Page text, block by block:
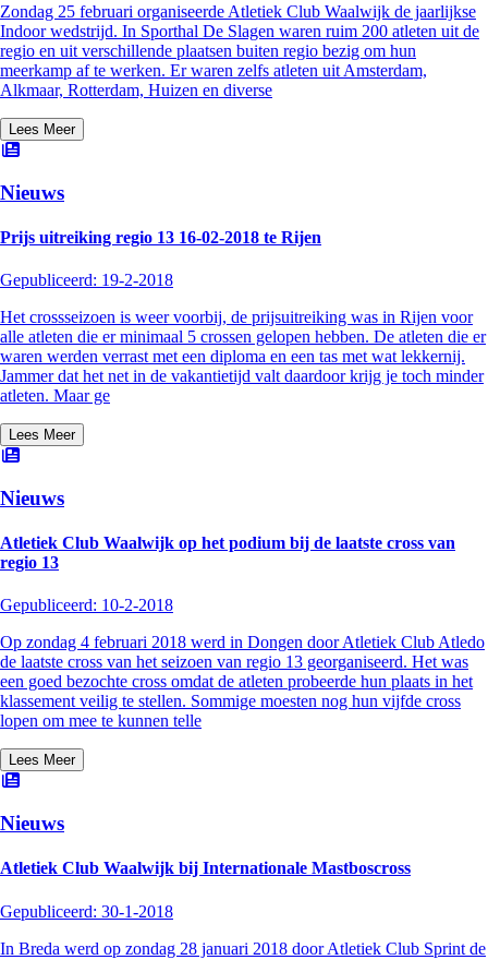
Zondag 25 februari organiseerde Atletiek Club Waalwijk de jaarlijkse
Indoor wedstrijd. In Sporthal De Slagen waren ruim 200 atleten uit de
regio en uit verschillende plaatsen buiten regio bezig om hun
meerkamp af te werken. Er waren zelfs atleten uit Amsterdam,
Alkmaar, Rotterdam, Huizen en diverse
Lees Meer
Nieuws
Prijs uitreiking regio 13 16-02-2018 te Rijen
Gepubliceerd: 19-2-2018
Het crossseizoen is weer voorbij, de prijsuitreiking was in Rijen voor
alle atleten die er minimaal 5 crossen gelopen hebben. De atleten die er
waren werden verrast met een diploma en een tas met wat lekkernij.
Jammer dat het net in de vakantietijd valt daardoor krijg je toch minder
atleten. Maar ge
Lees Meer
Nieuws
Atletiek Club Waalwijk op het podium bij de laatste cross van
regio 13
Gepubliceerd: 10-2-2018
Op zondag 4 februari 2018 werd in Dongen door Atletiek Club Atledo
de laatste cross van het seizoen van regio 13 georganiseerd. Het was
een goed bezochte cross omdat de atleten probeerde hun plaats in het
klassement veilig te stellen. Sommige moesten nog hun vijfde cross
lopen om mee te kunnen telle
Lees Meer
Nieuws
Atletiek Club Waalwijk bij Internationale Mastboscross
Gepubliceerd: 30-1-2018
In Breda werd op zondag 28 januari 2018 door Atletiek Club Sprint de